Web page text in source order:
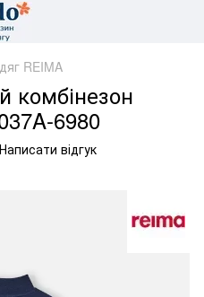
REIMA
комбінезон
6980
Написати відгук